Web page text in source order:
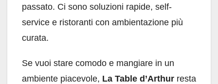
passato. Ci sono soluzioni rapide, self-
service e ristoranti con ambientazione più
curata.
Se vuoi stare comodo e mangiare in un
ambiente piacevole, La Table d’Arthur resta